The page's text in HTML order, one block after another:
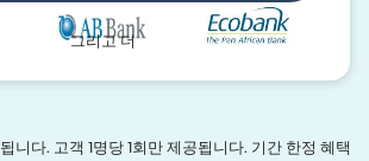
그리고 더
니다. 고객 1명당 1회만 제공됩니다. 기간 한정 혜택